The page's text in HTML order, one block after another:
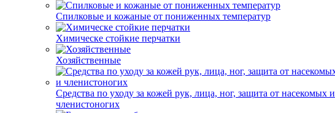
Спилковые и кожаные от пониженных температур
Химическе стойкие перчатки
Хозяйственные
Средства по уходу за кожей рук, лица, ног, защита от насекомых и
членистоногих